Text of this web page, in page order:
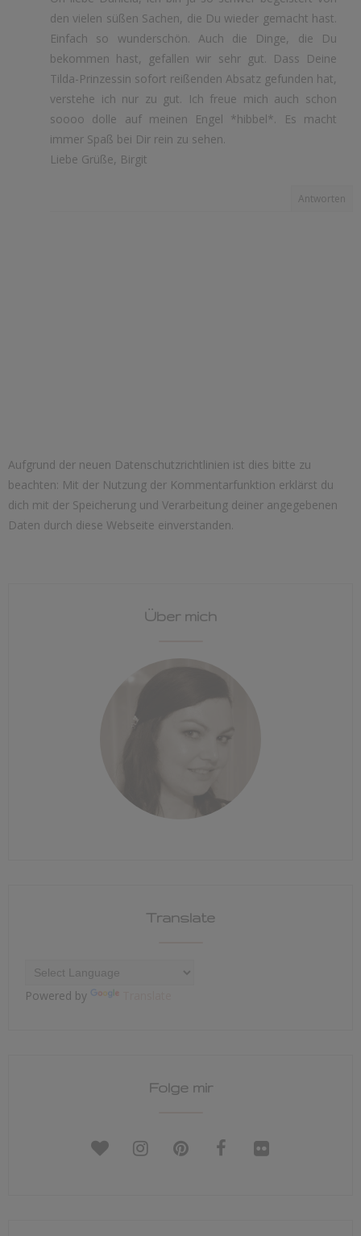
den vielen süßen Sachen, die Du wieder gemacht hast.
Einfach so wunderschön. Auch die Dinge, die Du
bekommen hast, gefallen wir sehr gut. Dass Deine
Tilda-Prinzessin sofort reißenden Absatz gefunden hat,
verstehe ich nur zu gut. Ich freue mich auch schon
soooo dolle auf meinen Engel *hibbel*. Es macht
immer Spaß bei Dir rein zu sehen.
Liebe Grüße, Birgit
Antworten
Aufgrund der neuen Datenschutzrichtlinien ist dies bitte zu
beachten: Mit der Nutzung der Kommentarfunktion erklärst du
dich mit der Speicherung und Verarbeitung deiner angegebenen
Daten durch diese Webseite einverstanden.
Über mich
Translate
Powered by
Folge mir